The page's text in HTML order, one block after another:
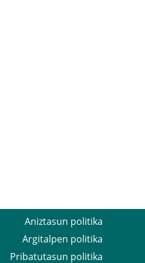
Aniztasun politika
Argitalpen politika
Pribatutasun politika